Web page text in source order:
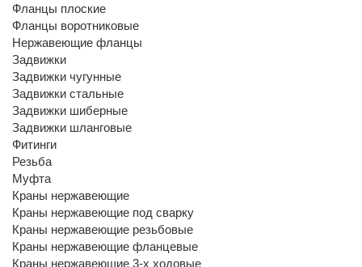
Фланцы плоские
Фланцы воротниковые
Нержавеющие фланцы
Задвижки
Задвижки чугунные
Задвижки стальные
Задвижки шиберные
Задвижки шланговые
Фитинги
Резьба
Муфта
Краны нержавеющие
Краны нержавеющие под сварку
Краны нержавеющие резьбовые
Краны нержавеющие фланцевые
Краны нержавеющие 3-х ходовые